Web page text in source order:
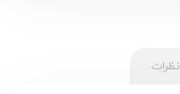
نظرات